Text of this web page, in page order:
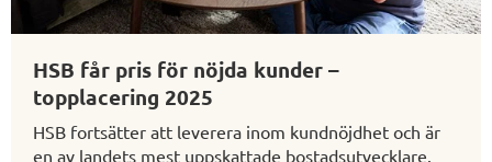
HSB får pris för nöjda kunder –
topplacering 2025
HSB fortsätter att leverera inom kundnöjdhet och är
en av landets mest uppskattade bostadsutvecklare.